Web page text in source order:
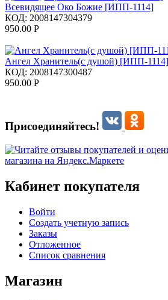
Всевидящее Око Божие [ИПП-1114]
КОД: 2008147304379
950.00 Р
Ангел Хранитель(с душой) [ИПП-1114]
КОД: 2008147300487
950.00 Р
Присоединяйтесь!
Кабинет покупателя
Войти
Создать учетную запись
Заказы
Отложенное
Список сравнения
Магазин